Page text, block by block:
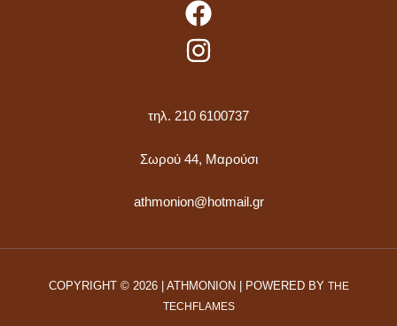
τηλ. 210 6100737
Σωρού 44, Μαρούσι
athmonion@hotmail.gr
COPYRIGHT © 2026 | ATHMONION | POWERED BY THE
TECHFLAMES